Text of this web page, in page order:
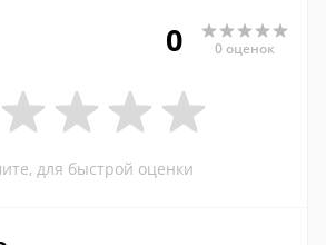
0 0 оценок
для быстрой оценки